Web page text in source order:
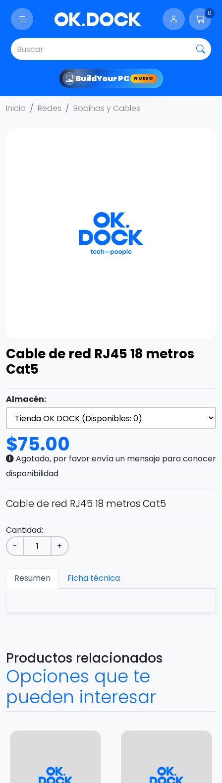
0
BuildYour PC NUEVO
Inicio Redes Bobinas y Cables
Cable de red RJ45 18 metros
Cat5
Almacén:
$75.00
Agotado, por favor envía un mensaje para conocer
disponibilidad
Cable de red RJ45 18 metros Cat5
Cantidad:
-
+
Resumen Ficha técnica
Productos relacionados
Opciones que te
pueden interesar